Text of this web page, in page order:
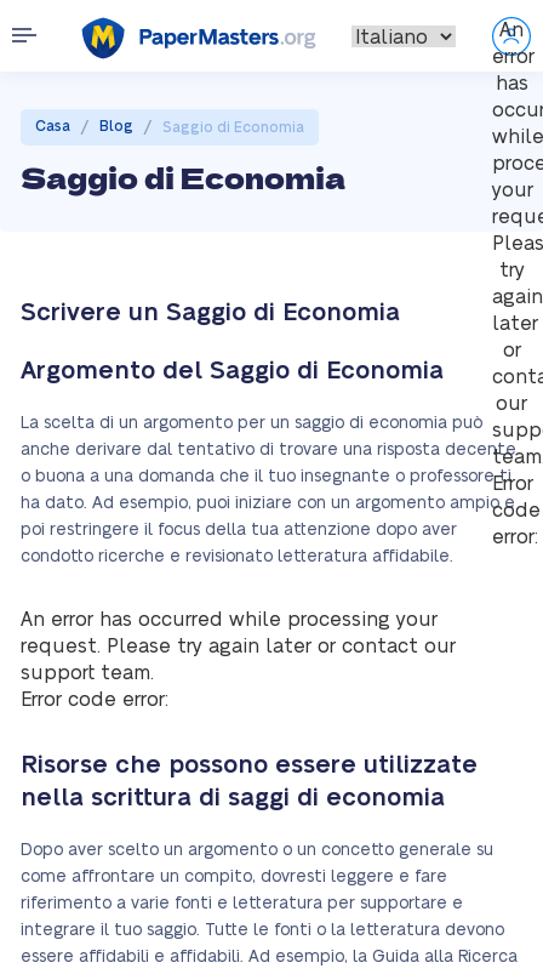
An
error
has
while
your
try
again
later
or
our
Error
code
error:
Casa / Blog / Saggio di Economia
Saggio di Economia
Scrivere un Saggio di Economia
Argomento del Saggio di Economia
La scelta di un argomento per un saggio di economia può
anche derivare dal tentativo di trovare una risposta decente
o buona a una domanda che il tuo insegnante o professore ti
ha dato. Ad esempio, puoi iniziare con un argomento ampio e
poi restringere il focus della tua attenzione dopo aver
condotto ricerche e revisionato letteratura affidabile.
An error has occurred while processing your
request. Please try again later or contact our
support team.
Error code error:
Risorse che possono essere utilizzate
nella scrittura di saggi di economia
Dopo aver scelto un argomento o un concetto generale su
come affrontare un compito, dovresti leggere e fare
riferimento a varie fonti e letteratura per supportare e
integrare il tuo saggio. Tutte le fonti o la letteratura devono
essere affidabili e affidabili. Ad esempio, la Guida alla Ricerca